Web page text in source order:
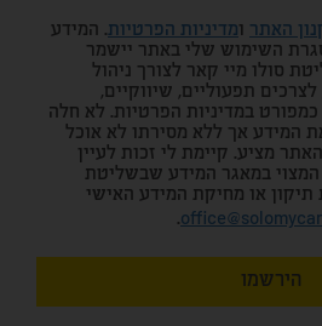
האתר ומדיניות הפרטיות. המידע
השימוש שלי באתר יישמר
סולו מיי קאר לצורך ניהול
תפעוליים, שיווקיים,
במדיניות הפרטיות. לא חלה
המידע אך ללא מסירתו לא אוכל
מציע. קיימת לי זכות לעיין
המצוי במאגר המידע שבשליטת
או מחיקת המידע האישי
.
הירשמו